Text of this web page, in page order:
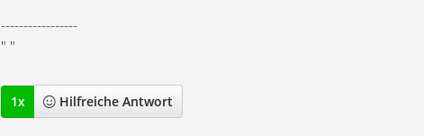
-----------------
" "
1x Hilfreiche Antwort